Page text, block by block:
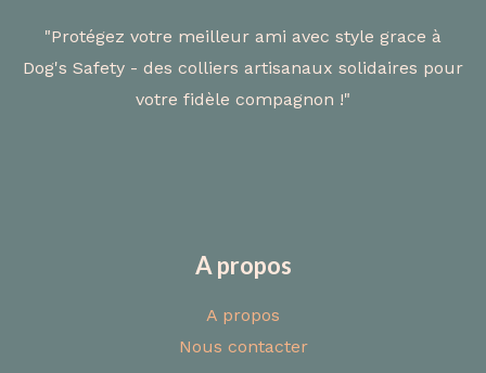
"Protégez votre meilleur ami avec style grace à
Dog's Safety - des colliers artisanaux solidaires pour
votre fidèle compagnon !"
A propos
A propos
Nous contacter